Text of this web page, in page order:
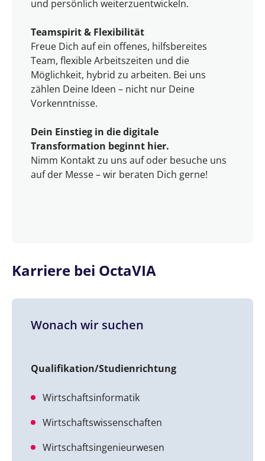
und persönlich weiterzuentwickeln.
Teamspirit & Flexibilität
Freue Dich auf ein offenes, hilfsbereites
Team, flexible Arbeitszeiten und die
Möglichkeit, hybrid zu arbeiten. Bei uns
zählen Deine Ideen – nicht nur Deine
Vorkenntnisse.
Dein Einstieg in die digitale
Transformation beginnt hier.
Nimm Kontakt zu uns auf oder besuche uns
auf der Messe – wir beraten Dich gerne!
Karriere bei OctaVIA
Wonach wir suchen
Qualifikation/Studienrichtung
Wirtschaftsinformatik
Wirtschaftswissenschaften
Wirtschaftsingenieurwesen